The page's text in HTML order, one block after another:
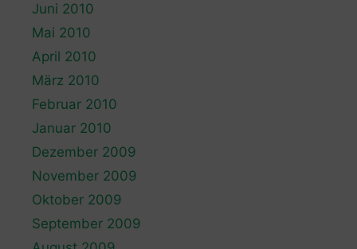
Juni 2010
Mai 2010
April 2010
März 2010
Februar 2010
Januar 2010
Dezember 2009
November 2009
Oktober 2009
September 2009